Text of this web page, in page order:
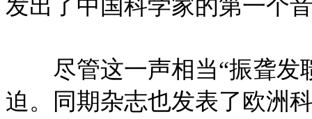
发出了中国科学家的第一个
尽管这一声相当“振聋发
迫。同期杂志也发表了欧洲